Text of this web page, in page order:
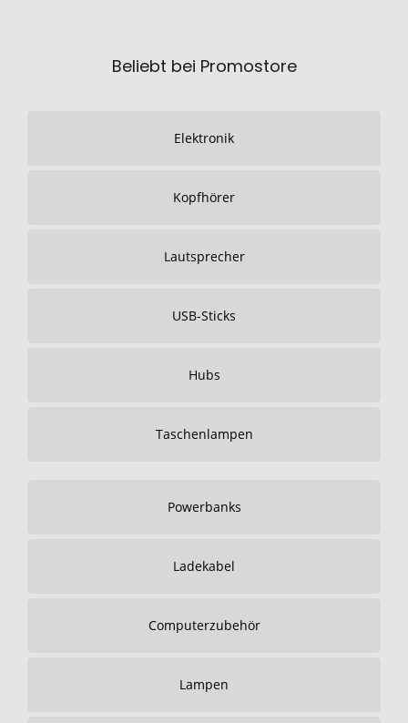
Beliebt bei Promostore
Elektronik
Kopfhörer
Lautsprecher
USB-Sticks
Hubs
Taschenlampen
Powerbanks
Ladekabel
Computerzubehör
Lampen